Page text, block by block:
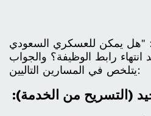
"هل يمكن للعسكري السعودي
انتهاء رابط الوظيفة؟ والجواب
يتلخص في المسارين التاليين: